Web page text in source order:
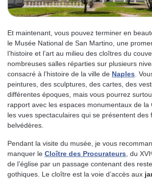
Et maintenant, vous pouvez terminer en
le Musée National de San Martino, une
l’histoire et l’art au milieu des cloîtres du
nombreuses salles réparties sur plusieurs
consacré à l’histoire de la ville de Naples .
peintures, des sculptures, des cartes, des
différentes époques, mais vous pourrez
rapport avec les espaces monumentaux de la
les vues spectaculaires qui se présentent des
belvédères.
Pendant la visite du musée, je vous
manquer le Cloître des Procurateurs , du
de l’église par un passage contenant des
gothiques. Le cloître est la voie d’accès aux